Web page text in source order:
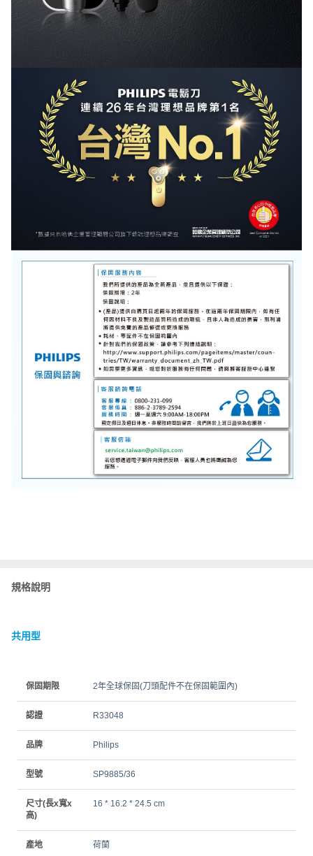
規格說明
共用型
保固期限 2年全球保固(刀頭配件不在保固範圍內)
認證 R33048
品牌 Philips
型號 SP9885/36
尺寸(長x寬x
高)
16 * 16.2 * 24.5 cm
產地 荷蘭